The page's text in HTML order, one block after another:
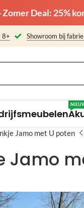
Deal: 25%
8+ Showroom bij
Jamo met U poten
Jamo